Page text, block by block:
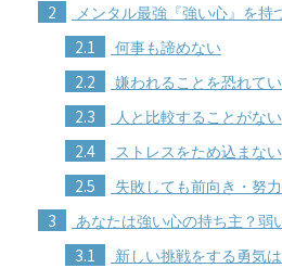
2 メンタル最強『強い心』を持
2.1 何事も諦めない
2.2 嫌われることを恐れて
2.3 人と比較することがない
2.4 ストレスをため込まない
2.5 失敗しても前向き・努
3 あなたは強い心の持ち主？弱
3.1 新しい挑戦をする勇気